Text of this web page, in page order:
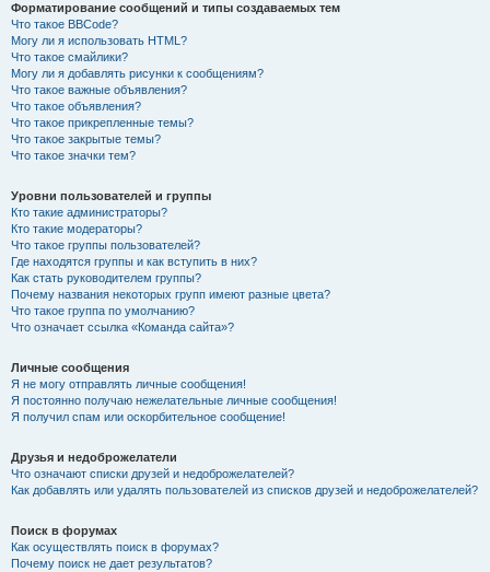
Форматирование сообщений и типы создаваемых тем
Что такое BBCode?
Могу ли я использовать HTML?
Что такое смайлики?
Могу ли я добавлять рисунки к сообщениям?
Что такое важные объявления?
Что такое объявления?
Что такое прикрепленные темы?
Что такое закрытые темы?
Что такое значки тем?
Уровни пользователей и группы
Кто такие администраторы?
Кто такие модераторы?
Что такое группы пользователей?
Где находятся группы и как вступить в них?
Как стать руководителем группы?
Почему названия некоторых групп имеют разные цвета?
Что такое группа по умолчанию?
Что означает ссылка «Команда сайта»?
Личные сообщения
Я не могу отправлять личные сообщения!
Я постоянно получаю нежелательные личные сообщения!
Я получил спам или оскорбительное сообщение!
Друзья и недоброжелатели
Что означают списки друзей и недоброжелателей?
Как добавлять или удалять пользователей из списков друзей и недоброжелателей?
Поиск в форумах
Как осуществлять поиск в форумах?
Почему поиск не дает результатов?